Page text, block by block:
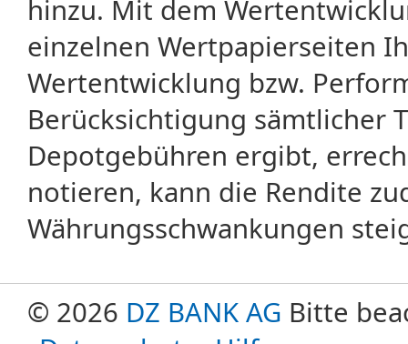
hinzu. Mit dem
einzelnen Wertpapierseiten
Wertentwicklung bzw.
Berücksichtigung sämtlicher
Depotgebühren ergibt,
notieren, kann die Rendite
Währungsschwankungen
© 2026 DZ BANK AG Bitte